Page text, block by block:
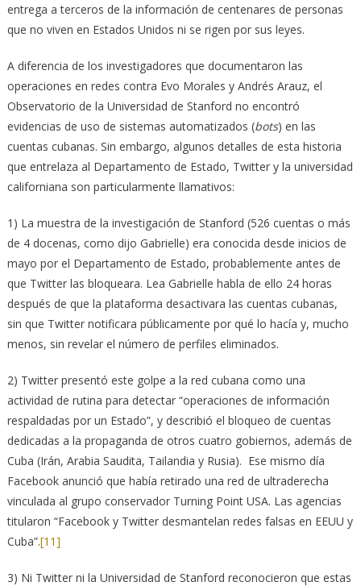
entrega a terceros de la información de centenares de personas
que no viven en Estados Unidos ni se rigen por sus leyes.
A diferencia de los investigadores que documentaron las
operaciones en redes contra Evo Morales y Andrés Arauz, el
Observatorio de la Universidad de Stanford no encontró
evidencias de uso de sistemas automatizados (bots) en las
cuentas cubanas. Sin embargo, algunos detalles de esta historia
que entrelaza al Departamento de Estado, Twitter y la universidad
californiana son particularmente llamativos:
1) La muestra de la investigación de Stanford (526 cuentas o más
de 4 docenas, como dijo Gabrielle) era conocida desde inicios de
mayo por el Departamento de Estado, probablemente antes de
que Twitter las bloqueara. Lea Gabrielle habla de ello 24 horas
después de que la plataforma desactivara las cuentas cubanas,
sin que Twitter notificara públicamente por qué lo hacía y, mucho
menos, sin revelar el número de perfiles eliminados.
2) Twitter presentó este golpe a la red cubana como una
actividad de rutina para detectar “operaciones de información
respaldadas por un Estado”, y describió el bloqueo de cuentas
dedicadas a la propaganda de otros cuatro gobiernos, además de
Cuba (Irán, Arabia Saudita, Tailandia y Rusia). Ese mismo día
Facebook anunció que había retirado una red de ultraderecha
vinculada al grupo conservador Turning Point USA. Las agencias
titularon “Facebook y Twitter desmantelan redes falsas en EEUU y
Cuba”.[11]
3) Ni Twitter ni la Universidad de Stanford reconocieron que estas